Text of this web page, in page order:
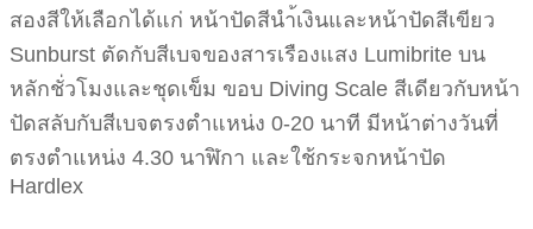
สองสีให้เลือกได้แก่ หน้าปัดสีนำ้เงินและหน้าปัดสีเขียว
Sunburst ตัดกับสีเบจของสารเรืองแสง Lumibrite บน
หลักชั่วโมงและชุดเข็ม ขอบ Diving Scale สีเดียวกับหน้า
ปัดสลับกับสีเบจตรงตำแหน่ง 0-20 นาที มีหน้าต่างวันที่
ตรงตำแหน่ง 4.30 นาฬิกา และใช้กระจกหน้าปัด
Hardlex